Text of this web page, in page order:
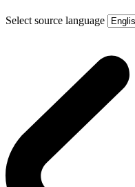
Select source language